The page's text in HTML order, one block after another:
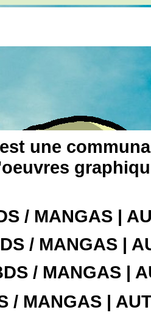
une
/ MANGAS |
/ MANGAS |
/ MANGAS |
/ MANGAS |